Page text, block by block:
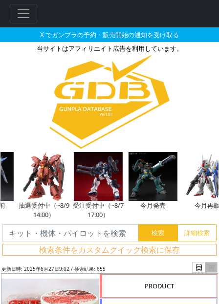
X でガンプラの予約・販売開始の通知を受け取る
当サイトはアフィリエイト広告を利用しています。
1/200 MS-06S シャア専用ザクと
抽選受付中（~8/9
14:00）
受注受付中（~8/7
17:00）
今月発売 今月再販
検索条件をカスタムクイック検索に保存
更新日時: 2025年6月27日9:02 / 検索結果: 655
PRODUCT